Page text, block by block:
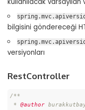
kullanılacak varsayılan
bilgisini göndereceği
versiyonları
RestController
/**
* @author